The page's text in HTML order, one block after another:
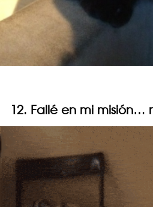
12. Fallé en mi misión…